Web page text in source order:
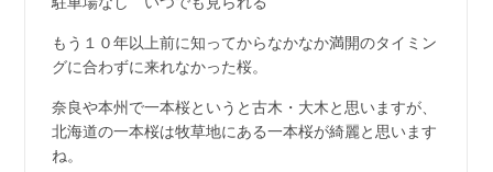
もう１０年以上前に知ってからなかなか満開のタイミン
グに合わずに来れなかった桜。
奈良や本州で一本桜というと古木・大木と思いますが、
北海道の一本桜は牧草地にある一本桜が綺麗と思います
ね。